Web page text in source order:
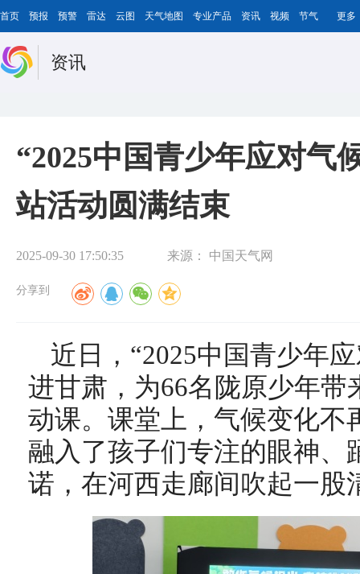
首页 预报 预警 雷达 云图 天气地图 专业产品 资讯 视频 节气 更多
资讯
“2025中国青少年应对气
站活动圆满结束
2025-09-30 17:50:35 来源： 中国天气网
分享到
近日，“2025中国青少年
进甘肃，为66名陇原少年
动课。课堂上，气候变化不
融入了孩子们专注的眼神、
诺，在河西走廊间吹起一股